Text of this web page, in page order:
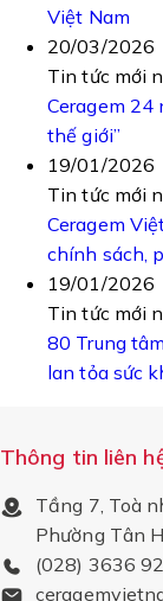
Việt Nam
20/03/2026
Tin tức mới
Ceragem
thế giới”
19/01/2026
Tin tức mới
Ceragem
chính sách,
19/01/2026
Tin tức mới
80 Trung
lan tỏa sức
Thông tin liên
Tầng 7, Toà
Phường Tân
(028) 3636